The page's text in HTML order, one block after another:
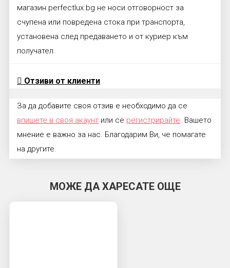
магазин perfectlux.bg не носи отговорност за
счупена или повредена стока при транспорта,
установена след предаването и от куриер към
получател.
Отзиви от клиенти
За да добавите своя отзив е необходимо да се
впишете в своя акаунт или се регистрирайте. Вашето
мнение е важно за нас. Благодарим Ви, че помагате
на другите.
МОЖЕ ДА ХАРЕСАТЕ ОЩЕ